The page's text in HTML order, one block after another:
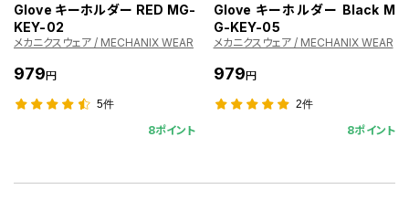
Glove キーホルダー RED MG-
KEY-02
メカニクスウェア / MECHANIX WEAR
979円
5件
8ポイント
Glove キーホルダー Black M
G-KEY-05
メカニクスウェア / MECHANIX WEAR
979円
2件
8ポイント